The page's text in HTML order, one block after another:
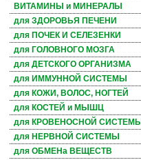
ВИТАМИНЫ и МИНЕРАЛЫ
для ЗДОРОВЬЯ ПЕЧЕНИ
для ПОЧЕК И СЕЛЕЗЕНКИ
для ГОЛОВНОГО МОЗГА
для ДЕТСКОГО ОРГАНИЗМА
для ИММУННОЙ СИСТЕМЫ
для КОЖИ, ВОЛОС, НОГТЕЙ
для КОСТЕЙ и МЫШЦ
для КРОВЕНОСНОЙ СИСТЕМЫ
для НЕРВНОЙ СИСТЕМЫ
для ОБМЕНа ВЕЩЕСТВ